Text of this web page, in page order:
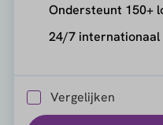
Ondersteunt 150+
24/7 internationaal
Vergelijken